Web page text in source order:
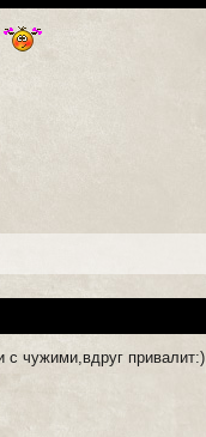
с чужими,вдруг привалит:)